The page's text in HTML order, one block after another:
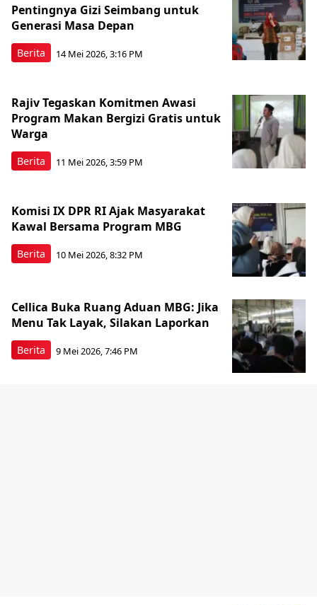
Berita
Pentingnya Gizi Seimbang untuk
Generasi Masa Depan
14 Mei 2026, 3:16 PM
Berita
Rajiv Tegaskan Komitmen Awasi
Program Makan Bergizi Gratis untuk
Warga
11 Mei 2026, 3:59 PM
Berita
Komisi IX DPR RI Ajak Masyarakat
Kawal Bersama Program MBG
10 Mei 2026, 8:32 PM
Berita
Cellica Buka Ruang Aduan MBG: Jika
Menu Tak Layak, Silakan Laporkan
9 Mei 2026, 7:46 PM